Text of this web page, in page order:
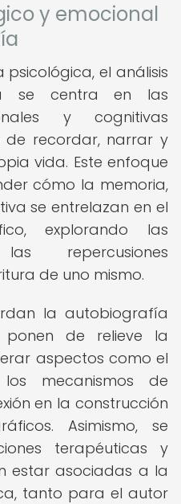
y emocional
el análisis
se centra en las
y cognitivas
recordar, narrar y
vida. Este enfoque
cómo la memoria,
se entrelazan en el
explorando las
repercusiones
de uno mismo.
la autobiografía
de relieve la
aspectos como el
mecanismos de
en la construcción
Asimismo, se
terapéuticas y
estar asociadas a la
tanto para el autor